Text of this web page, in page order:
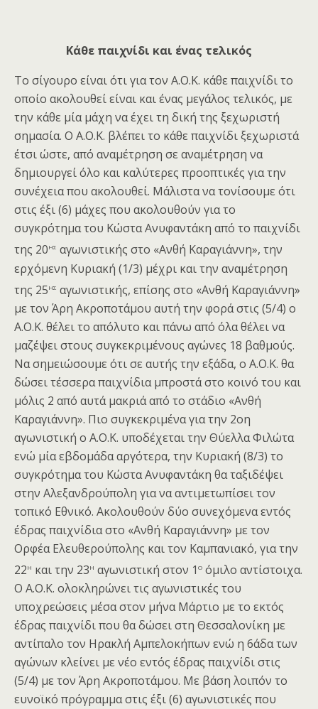
Κάθε παιχνίδι και ένας τελικός
Το σίγουρο είναι ότι για τον Α.Ο.Κ. κάθε παιχνίδι το
οποίο ακολουθεί είναι και ένας μεγάλος τελικός, με
την κάθε μία μάχη να έχει τη δική της ξεχωριστή
σημασία. Ο Α.Ο.Κ. βλέπει το κάθε παιχνίδι ξεχωριστά
έτσι ώστε, από αναμέτρηση σε αναμέτρηση να
δημιουργεί όλο και καλύτερες προοπτικές για την
συνέχεια που ακολουθεί. Μάλιστα να τονίσουμε ότι
στις έξι (6) μάχες που ακολουθούν για το
συγκρότημα του Κώστα Ανυφαντάκη από το παιχνίδι
της 20ης αγωνιστικής στο «Ανθή Καραγιάννη», την
ερχόμενη Κυριακή (1/3) μέχρι και την αναμέτρηση
της 25ης αγωνιστικής, επίσης στο «Ανθή Καραγιάννη»
με τον Άρη Ακροποτάμου αυτή την φορά στις (5/4) ο
Α.Ο.Κ. θέλει το απόλυτο και πάνω από όλα θέλει να
μαζέψει στους συγκεκριμένους αγώνες 18 βαθμούς.
Να σημειώσουμε ότι σε αυτής την εξάδα, ο Α.Ο.Κ. θα
δώσει τέσσερα παιχνίδια μπροστά στο κοινό του και
μόλις 2 από αυτά μακριά από το στάδιο «Ανθή
Καραγιάννη». Πιο συγκεκριμένα για την 2οη
αγωνιστική ο Α.Ο.Κ. υποδέχεται την Θύελλα Φιλώτα
ενώ μία εβδομάδα αργότερα, την Κυριακή (8/3) το
συγκρότημα του Κώστα Ανυφαντάκη θα ταξιδέψει
στην Αλεξανδρούπολη για να αντιμετωπίσει τον
τοπικό Εθνικό. Ακολουθούν δύο συνεχόμενα εντός
έδρας παιχνίδια στο «Ανθή Καραγιάννη» με τον
Ορφέα Ελευθερούπολης και τον Καμπανιακό, για την
22η και την 23η αγωνιστική στον 1ο όμιλο αντίστοιχα.
Ο Α.Ο.Κ. ολοκληρώνει τις αγωνιστικές του
υποχρεώσεις μέσα στον μήνα Μάρτιο με το εκτός
έδρας παιχνίδι που θα δώσει στη Θεσσαλονίκη με
αντίπαλο τον Ηρακλή Αμπελοκήπων ενώ η 6άδα των
αγώνων κλείνει με νέο εντός έδρας παιχνίδι στις
(5/4) με τον Άρη Ακροποτάμου. Με βάση λοιπόν το
ευνοϊκό πρόγραμμα στις έξι (6) αγωνιστικές που